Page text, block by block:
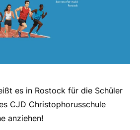
es in Rostock für die Schüler
CJD Christophorusschule
anziehen!